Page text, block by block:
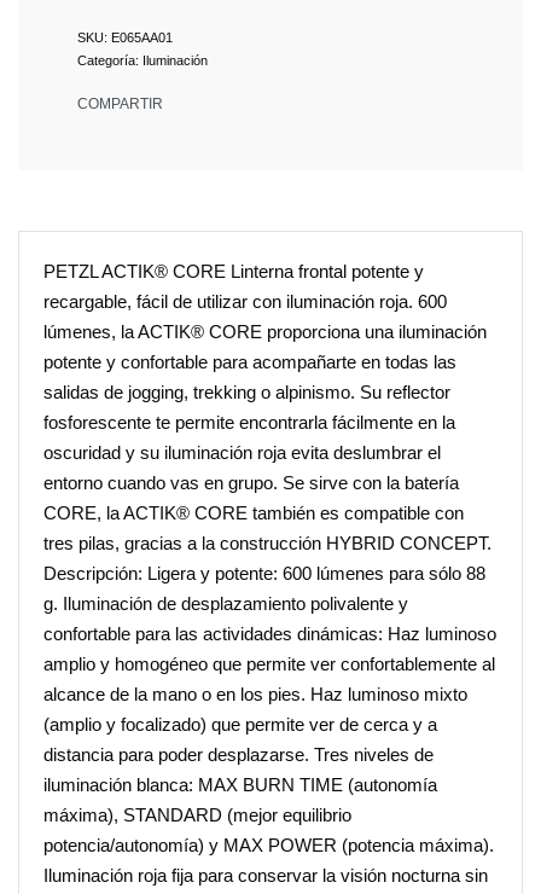
E065AA01
Categoría: Iluminación
COMPARTIR
PETZL ACTIK® CORE Linterna frontal potente y
recargable, fácil de utilizar con iluminación roja. 600
lúmenes, la ACTIK® CORE proporciona una iluminación
potente y confortable para acompañarte en todas las
salidas de jogging, trekking o alpinismo. Su reflector
fosforescente te permite encontrarla fácilmente en la
oscuridad y su iluminación roja evita deslumbrar el
entorno cuando vas en grupo. Se sirve con la batería
CORE, la ACTIK® CORE también es compatible con
tres pilas, gracias a la construcción HYBRID CONCEPT.
Descripción: Ligera y potente: 600 lúmenes para sólo 88
g. Iluminación de desplazamiento polivalente y
confortable para las actividades dinámicas: Haz luminoso
amplio y homogéneo que permite ver confortablemente al
alcance de la mano o en los pies. Haz luminoso mixto
(amplio y focalizado) que permite ver de cerca y a
distancia para poder desplazarse. Tres niveles de
iluminación blanca: MAX BURN TIME (autonomía
máxima), STANDARD (mejor equilibrio
potencia/autonomía) y MAX POWER (potencia máxima).
Iluminación roja fija para conservar la visión nocturna sin